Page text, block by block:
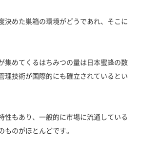
決めた巣箱の環境がどうであれ、そこに
集めてくるはちみつの量は日本蜜蜂の数
理技術が国際的にも確立されているとい
性もあり、一般的に市場に流通している
のがほとんどです。